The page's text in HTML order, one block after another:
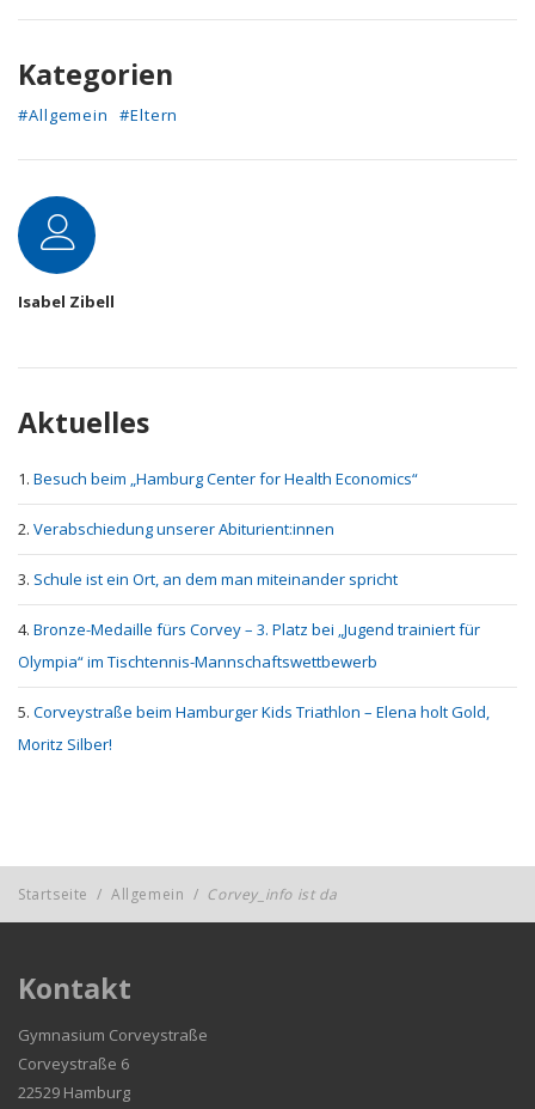
Kategorien
#Allgemein #Eltern
Autor
Isabel Zibell
Aktuelles
Besuch beim „Hamburg Center for Health Economics“
Verabschiedung unserer Abiturient:innen
Schule ist ein Ort, an dem man miteinander spricht
Bronze-Medaille fürs Corvey – 3. Platz bei „Jugend trainiert für
Olympia“ im Tischtennis-Mannschaftswettbewerb
Corveystraße beim Hamburger Kids Triathlon – Elena holt Gold,
Moritz Silber!
Startseite / Allgemein / Corvey_info ist da
Kontakt
Gymnasium Corveystraße
Corveystraße 6
22529 Hamburg